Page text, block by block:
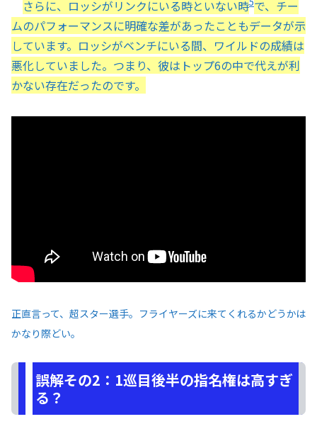
さらに、ロッシがリンクにいる時といない時 で、チー
ムのパフォーマンスに明確な差があったこともデータが示
しています。ロッシがベンチにいる間、ワイルドの成績は
悪化していました。つまり、彼はトップ6の中で代えが利
かない存在だったのです。
正直言って、超スター選手。フライヤーズに来てくれるかどうかは
かなり際どい。
誤解その2：1巡目後半の指名権は高すぎ
る？